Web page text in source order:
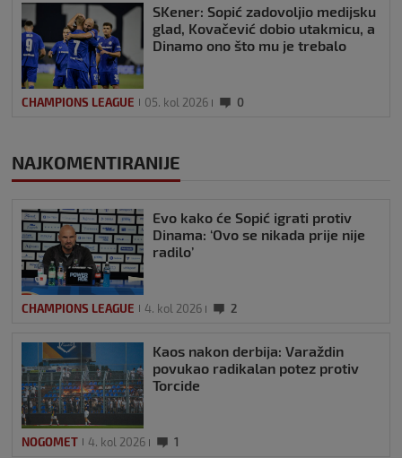
SKener: Sopić zadovoljio medijsku
glad, Kovačević dobio utakmicu, a
Dinamo ono što mu je trebalo
CHAMPIONS LEAGUE 05. kol 2026 0
NAJKOMENTIRANIJE
Evo kako će Sopić igrati protiv
Dinama: ‘Ovo se nikada prije nije
radilo’
CHAMPIONS LEAGUE 4. kol 2026 2
Kaos nakon derbija: Varaždin
povukao radikalan potez protiv
Torcide
NOGOMET 4. kol 2026 1